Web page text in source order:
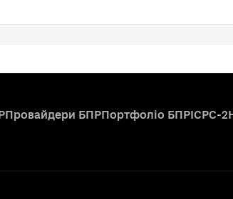
Провайдери БПРПортфоліо БПРICPC-2